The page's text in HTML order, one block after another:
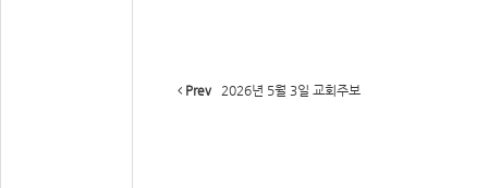
Prev 2026년 5월 3일 교회주보